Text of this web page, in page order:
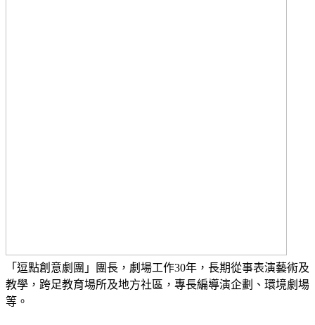
「逗點創意劇團」團長，劇場工作30年，長期從事表演藝術及
教學，跨足教育場所及地方社區，專長編導演企劃、環境劇場
等。